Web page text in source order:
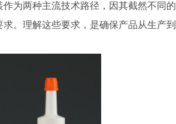
为两种主流技术路径，因其截然不同的
理解这些要求，是确保产品从生产到